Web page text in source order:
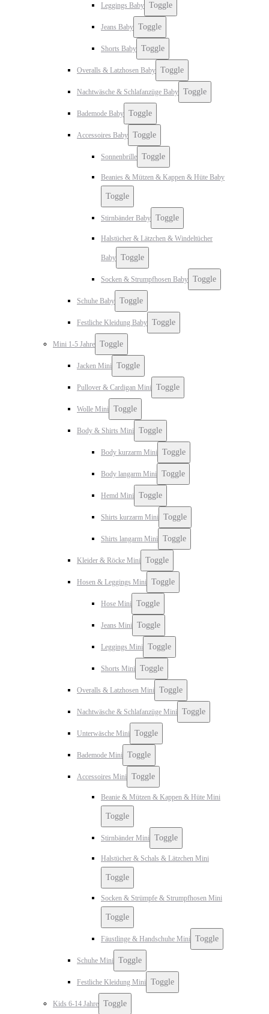
Leggings Baby Toggle
Jeans Baby Toggle
Shorts Baby Toggle
Overalls & Latzhosen Baby Toggle
Nachtwäsche & Schlafanzüge Baby Toggle
Bademode Baby Toggle
Accessoires Baby Toggle
Sonnenbrille Toggle
Beanies & Mützen & Kappen & Hüte Baby
Toggle
Stirnbänder Baby Toggle
Halstücher & Lätzchen & Windeltücher
Baby Toggle
Socken & Strumpfhosen Baby Toggle
Schuhe Baby Toggle
Festliche Kleidung Baby Toggle
Mini 1-5 Jahre Toggle
Jacken Mini Toggle
Pullover & Cardigan Mini Toggle
Wolle Mini Toggle
Body & Shirts Mini Toggle
Body kurzarm Mini Toggle
Body langarm Mini Toggle
Hemd Mini Toggle
Shirts kurzarm Mini Toggle
Shirts langarm Mini Toggle
Kleider & Röcke Mini Toggle
Hosen & Leggings Mini Toggle
Hose Mini Toggle
Jeans Mini Toggle
Leggings Mini Toggle
Shorts Mini Toggle
Overalls & Latzhosen Mini Toggle
Nachtwäsche & Schlafanzüge Mini Toggle
Unterwäsche Mini Toggle
Bademode Mini Toggle
Accessoires Mini Toggle
Beanie & Mützen & Kappen & Hüte Mini
Toggle
Stirnbänder Mini Toggle
Halstücher & Schals & Lätzchen Mini
Toggle
Socken & Strümpfe & Strumpfhosen Mini
Toggle
Fäustlinge & Handschuhe Mini Toggle
Schuhe Mini Toggle
Festliche Kleidung Mini Toggle
Kids 6-14 Jahre Toggle